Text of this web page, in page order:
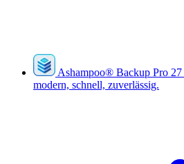
Ashampoo® Backup Pro 27
modern, schnell, zuverlässig.